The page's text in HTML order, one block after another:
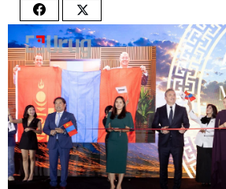
Share
on
Facebook
Share
on
Twitter